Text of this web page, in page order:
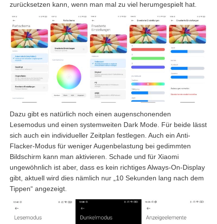
zurücksetzen kann, wenn man mal zu viel herumgespielt hat.
Dazu gibt es natürlich noch einen augenschonenden
Lesemodus und einen systemweiten Dark Mode. Für beide lässt
sich auch ein individueller Zeitplan festlegen. Auch ein Anti-
Flacker-Modus für weniger Augenbelastung bei gedimmten
Bildschirm kann man aktivieren. Schade und für Xiaomi
ungewöhnlich ist aber, dass es kein richtiges Always-On-Display
gibt, aktuell wird dies nämlich nur „10 Sekunden lang nach dem
Tippen“ angezeigt.